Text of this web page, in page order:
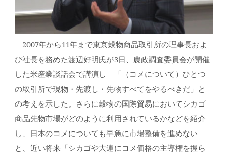
2007年から11年まで東京穀物商品取引所の理事長およ
び社長を務めた渡辺好明氏が3日、農政調査委員会が開催
した米産業談話会で講演し 「（コメについて）ひとつ
の取引所で現物・先渡し・先物すべてをやるべきだ」と
の考えを示した。さらに穀物の国際貿易においてシカゴ
商品先物市場がどのように利用されているかなどを紹介
し、日本のコメについても早急に市場整備を進めない
と、近い将来「シカゴや大連にコメ価格の主導権を握ら